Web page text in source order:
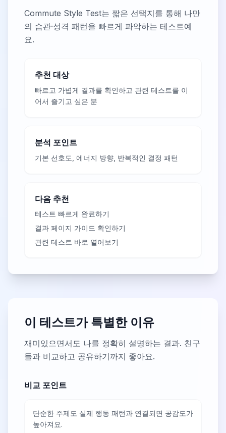
Commute Style Test는 짧은 선택지를 통해 나만
의 습관·성격 패턴을 빠르게 파악하는 테스트예
요.
추천 대상
빠르고 가볍게 결과를 확인하고 관련 테스트를 이
어서 즐기고 싶은 분
분석 포인트
기본 선호도, 에너지 방향, 반복적인 결정 패턴
다음 추천
테스트 빠르게 완료하기
결과 페이지 가이드 확인하기
관련 테스트 바로 열어보기
이 테스트가 특별한 이유
재미있으면서도 나를 정확히 설명하는 결과. 친구
들과 비교하고 공유하기까지 좋아요.
비교 포인트
단순한 주제도 실제 행동 패턴과 연결되면 공감도가
높아져요.